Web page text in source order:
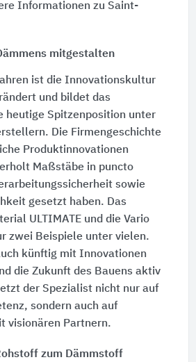
Informationen zu Saint-
mitgestalten
ist die Innovationskultur
und bildet das
heutige Spitzenposition unter
Die Firmengeschichte
Produktinnovationen
Maßstäbe in puncto
sowie
gesetzt haben. Das
ULTIMATE und die Vario
zwei Beispiele unter vielen.
künftig mit Innovationen
die Zukunft des Bauens aktiv
der Spezialist nicht nur auf
sondern auch auf
visionären Partnern.
zum Dämmstoff